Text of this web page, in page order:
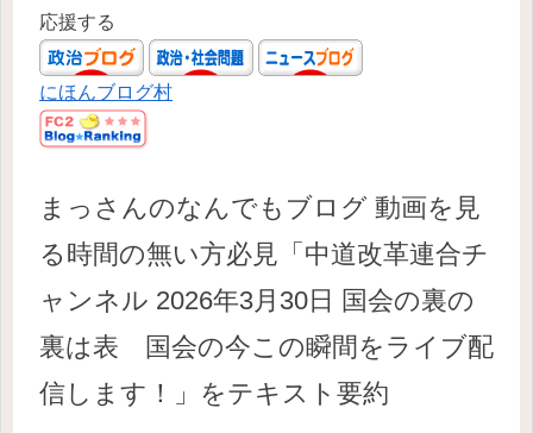
応援する
にほんブログ村
まっさんのなんでもブログ 動画を見
る時間の無い方必見「中道改革連合チ
ャンネル 2026年3月30日 国会の裏の
裏は表 国会の今この瞬間をライブ配
信します！」をテキスト要約